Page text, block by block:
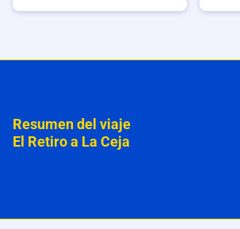
Resumen del viaje
El Retiro a La Ceja